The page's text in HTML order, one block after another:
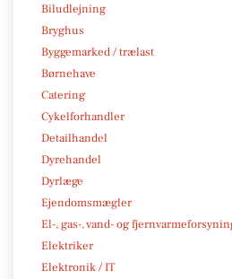
Biludlejning
Bryghus
Byggemarked / trælast
Børnehave
Catering
Cykelforhandler
Detailhandel
Dyrehandel
Dyrlæge
Ejendomsmægler
El-, gas-, vand- og
Elektriker
Elektronik / IT